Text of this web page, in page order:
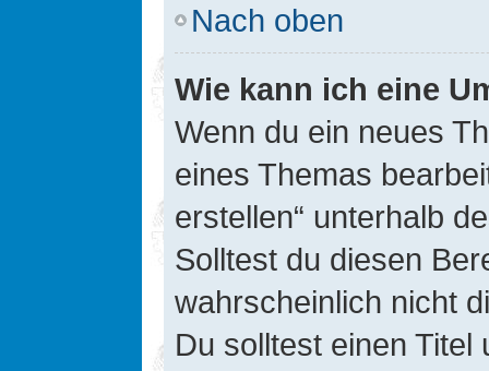
Nach oben
Wie kann ich eine
Wenn du ein neues
eines Themas
erstellen“ unterhalb
Solltest du diesen
wahrscheinlich nicht
Du solltest einen